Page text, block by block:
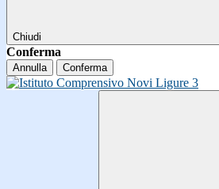
Chiudi
Conferma
Annulla Conferma